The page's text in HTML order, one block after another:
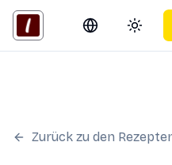
Switch
Zurück zu den